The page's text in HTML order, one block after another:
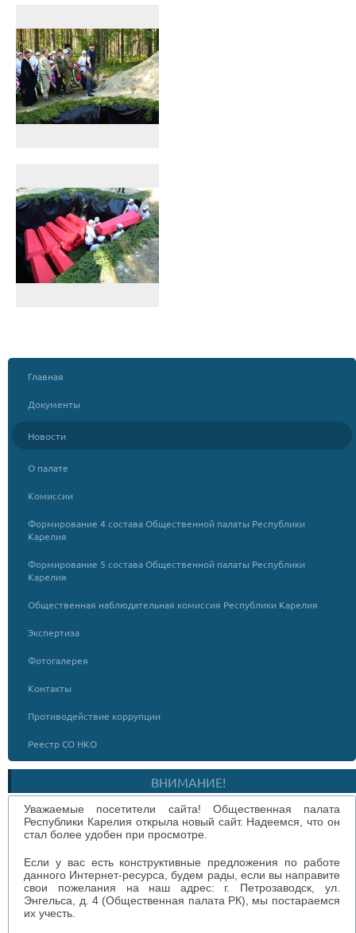
Главная
Документы
Новости
О палате
Комиссии
Формирование 4 состава Общественной палаты Республики
Карелия
Формирование 5 состава Общественной палаты Республики
Карелия
Общественная наблюдательная комиссия Республики Карелия
Экспертиза
Фотогалерея
Контакты
Противодействие коррупции
Реестр СО НКО
ВНИМАНИЕ!
Уважаемые посетители сайта! Общественная палата
Республики Карелия открыла новый сайт. Надеемся, что он
стал более удобен при просмотре.
Если у вас есть конструктивные предложения по работе
данного Интернет-ресурса, будем рады, если вы направите
свои пожелания на наш адрес: г. Петрозаводск, ул.
Энгельса, д. 4 (Общественная палата РК), мы постараемся
их учесть.